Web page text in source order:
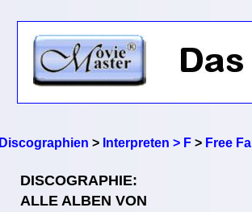
Discographien > Interpreten > F> Free Fall
DISCOGRAPHIE:
ALLE ALBEN VON